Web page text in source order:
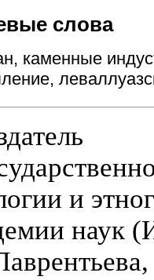
слова
каменные
и